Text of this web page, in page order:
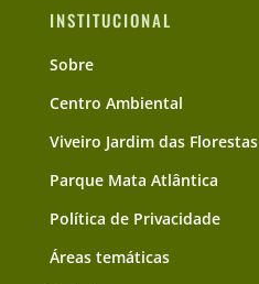
INSTITUCIONAL
Sobre
Centro Ambiental
Viveiro Jardim das Florestas
Parque Mata Atlântica
Política de Privacidade
Áreas temáticas